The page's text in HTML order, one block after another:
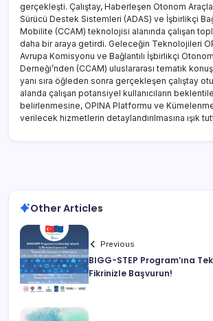
gerçekleşti. Çalıştay, Haberleşen Otonom
Sürücü Destek Sistemleri (ADAS) ve İşbirlikçi
Mobilite (CCAM) teknolojisi alanında çalışan
daha bir araya getirdi. Geleceğin Teknolojileri
Avrupa Komisyonu ve Bağlantılı İşbirlikçi
Derneği’nden (CCAM) uluslararası tematik
yanı sıra öğleden sonra gerçekleşen çalıştay
alanda çalışan potansiyel kullanıcıların
belirlenmesine, OPINA Platformu ve
verilecek hizmetlerin detaylandırılmasına ışık
Other Articles
Previous
BIGG-STEP Program’ına
Fikrinizle Başvurun!